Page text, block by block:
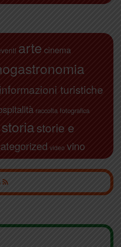
arte cinema
informazioni turistiche
raccolta fotografica
storiastorie e
video vino